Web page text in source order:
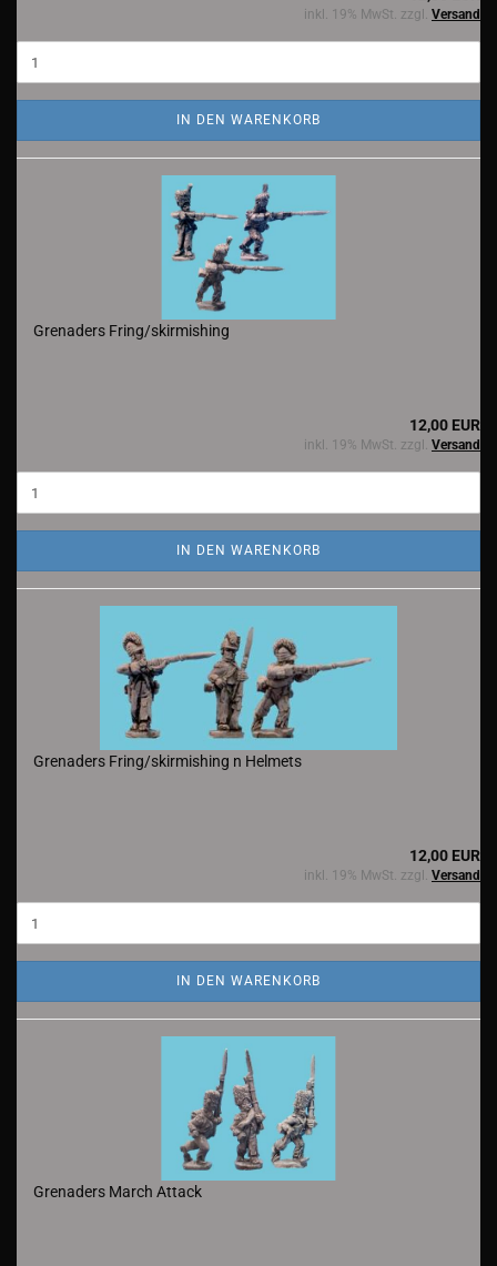
inkl. 19% MwSt. zzgl. Versand
IN DEN WARENKORB
Grenaders Fring/skirmishing
12,00 EUR
inkl. 19% MwSt. zzgl. Versand
IN DEN WARENKORB
Grenaders Fring/skirmishing n Helmets
12,00 EUR
inkl. 19% MwSt. zzgl. Versand
IN DEN WARENKORB
Grenaders March Attack